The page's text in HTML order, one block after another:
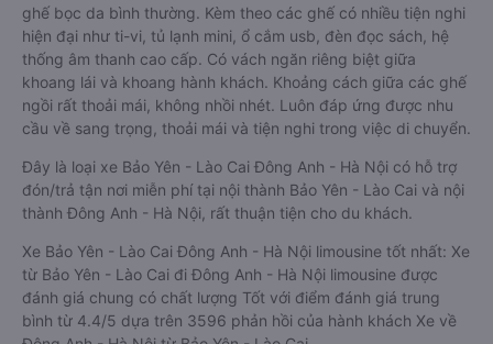
ghế bọc da bình thường. Kèm theo các ghế có nhiều tiện nghi
hiện đại như ti-vi, tủ lạnh mini, ổ cắm usb, đèn đọc sách, hệ
thống âm thanh cao cấp. Có vách ngăn riêng biệt giữa
khoang lái và khoang hành khách. Khoảng cách giữa các ghế
ngồi rất thoải mái, không nhồi nhét. Luôn đáp ứng được nhu
cầu về sang trọng, thoải mái và tiện nghi trong việc di chuyển.
Đây là loại xe Bảo Yên - Lào Cai Đông Anh - Hà Nội có hỗ trợ
đón/trả tận nơi miễn phí tại nội thành Bảo Yên - Lào Cai và nội
thành Đông Anh - Hà Nội, rất thuận tiện cho du khách.
Xe Bảo Yên - Lào Cai Đông Anh - Hà Nội limousine tốt nhất: Xe
từ Bảo Yên - Lào Cai đi Đông Anh - Hà Nội limousine được
đánh giá chung có chất lượng Tốt với điểm đánh giá trung
bình từ 4.4/5 dựa trên 3596 phản hồi của hành khách Xe về